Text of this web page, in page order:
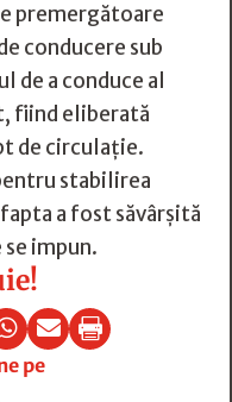
premergătoare
conducere sub
a conduce al
fiind eliberată
de circulație.
stabilirea
a fost săvârșită
impun.


pe